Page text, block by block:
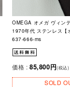
OMEGA オメガ ヴィン
1970年代 ステンレス【
637-666-ms
価格 : 85,800円(税込)
SOLD